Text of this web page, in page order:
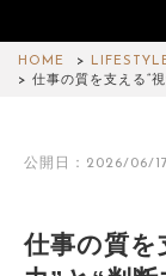
HOME
仕事の質を支える“
公開日：2026/06/17
仕事の質を